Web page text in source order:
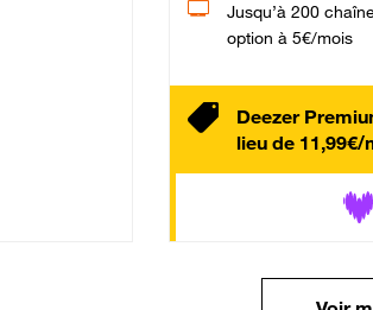
Jusqu’à 200
option à 5€/mois
Deezer
lieu de 11,99€/